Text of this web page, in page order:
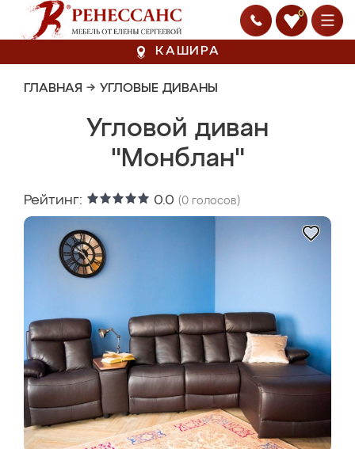
0
КАШИРА
ГЛАВНАЯ → УГЛОВЫЕ ДИВАНЫ
Угловой диван
"Монблан"
Рейтинг: 0.0 (0 голосов)